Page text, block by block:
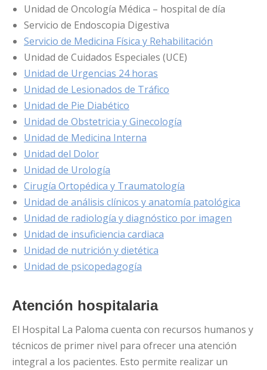
Unidad de Oncología Médica – hospital de día
Servicio de Endoscopia Digestiva
Servicio de Medicina Física y Rehabilitación
Unidad de Cuidados Especiales (UCE)
Unidad de Urgencias 24 horas
Unidad de Lesionados de Tráfico
Unidad de Pie Diabético
Unidad de Obstetricia y Ginecología
Unidad de Medicina Interna
Unidad del Dolor
Unidad de Urología
Cirugía Ortopédica y Traumatología
Unidad de análisis clínicos y anatomía patológica
Unidad de radiología y diagnóstico por imagen
Unidad de insuficiencia cardiaca
Unidad de nutrición y dietética
Unidad de psicopedagogía
Atención hospitalaria
El Hospital La Paloma cuenta con recursos humanos y
técnicos de primer nivel para ofrecer una atención
integral a los pacientes. Esto permite realizar un